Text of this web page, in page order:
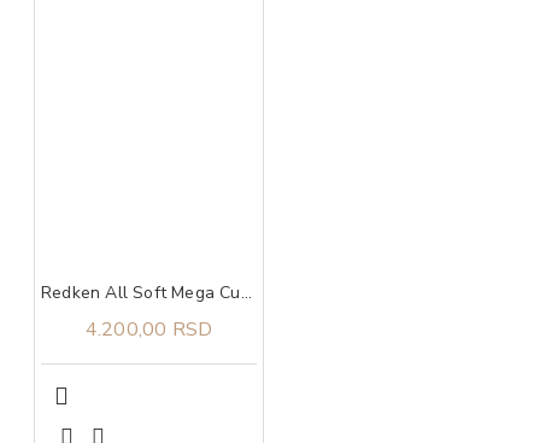
Redken All Soft Mega Curls regenerator 300 ml
4.200,00 RSD